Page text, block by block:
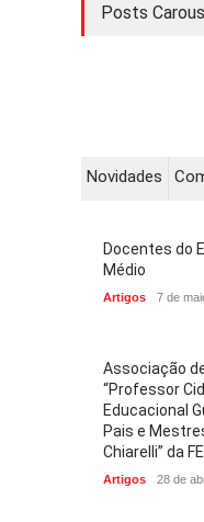
Posts
Novidades
Docentes do
Médio
Artigos 7 de
Associação
“Professor
Educacional
Pais e
Chiarelli” da
Artigos 28 de